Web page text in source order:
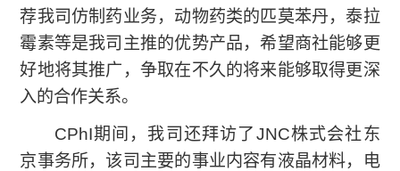
荐我司仿制药业务，动物药类的匹莫苯丹，泰拉
霉素等是我司主推的优势产品，希望商社能够更
好地将其推广，争取在不久的将来能够取得更深
入的合作关系。
CPhI期间，我司还拜访了JNC株式会社东
京事务所，该司主要的事业内容有液晶材料，电